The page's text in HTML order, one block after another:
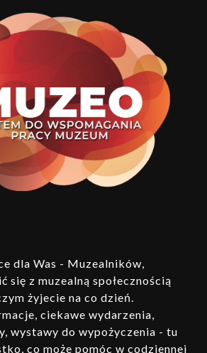
dla Was - Muzealników,
się z muzealną społecznością
żyjecie na co dzień.
ciekawe wydarzenia,
wystawy do wypożyczenia - tu
co może pomóc w codziennej